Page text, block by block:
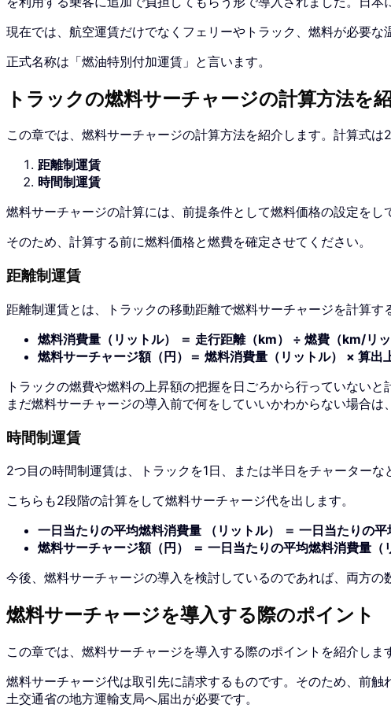
現在では、航空運賃だけでなくフェリーやトラック、燃料が必要
正式名称は「燃油特別付加運賃」と言います。
トラックの燃料サーチャージの計算方法を
この章では、燃料サーチャージの計算方法を紹介します。計算式は
距離制運賃
時間制運賃
燃料サーチャージの計算には、前提条件として燃料価格の設定を
そのため、計算する前に燃料価格と燃費を確定させてください。
距離制運賃
距離制運賃とは、トラックの移動距離で燃料サーチャージを計算
燃料消費量（リットル） ＝ 走行距離（km） ÷ 燃費（km/リッ
燃料サーチャージ額（円）＝ 燃料消費量（リットル） × 算出
トラックの燃費や燃料の上昇額の把握を日ごろから行っていないと
まだ燃料サーチャージの導入前で何をしていいかわからない場合は
時間制運賃
2つ目の時間制運賃は、トラックを1日、または半日をチャーターな
こちらも2段階の計算をして燃料サーチャージ代を出します。
一日当たりの平均燃料消費量 （リットル） ＝ 一日当たりの
燃料サーチャージ額（円） ＝ 一日当たりの平均燃料消費量
今後、燃料サーチャージの導入を検討しているのであれば、両方
燃料サーチャージを導入する際のポイント
この章では、燃料サーチャージを導入する際のポイントを紹介しま
燃料サーチャージ代は取引先に請求するものです。そのため、前
土交通省の地方運輸支局へ届出が必要です。